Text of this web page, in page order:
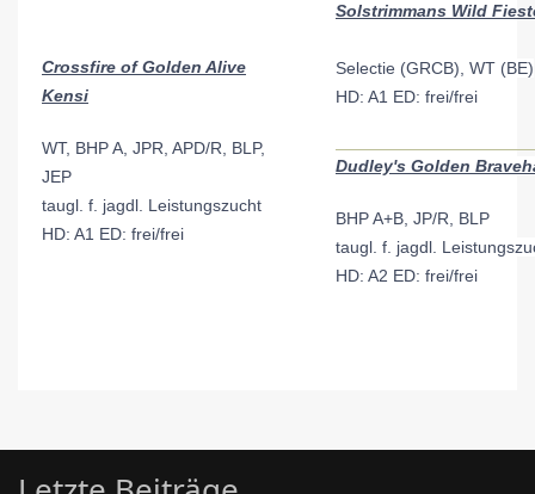
Crossfire of Golden Alive
Kensi
WT, BHP A, JPR, APD/R, BLP,
JEP
taugl. f. jagdl. Leistungszucht
HD: A1 ED: frei/frei
Solstrimmans Wild
Selectie (GRCB), WT (BE)
HD: A1 ED: frei/frei
Dudley's Golden
BHP A+B, JP/R, BLP
taugl. f. jagdl.
HD: A2 ED: frei/frei